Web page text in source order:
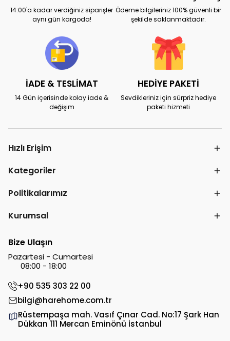
14:00'a kadar verdiğiniz siparişler
aynı gün kargoda!
Ödeme bilgileriniz 100% güvenli bir
şekilde saklanmaktadır.
İADE & TESLİMAT
14 Gün içerisinde kolay iade &
değişim
HEDİYE PAKETİ
Sevdikleriniz için sürpriz hediye
paketi hizmeti
Hızlı Erişim
Kategoriler
Politikalarımız
Kurumsal
Bize Ulaşın
Pazartesi - Cumartesi
08:00 - 18:00
+90 535 303 22 00
bilgi@harehome.com.tr
Rüstempaşa mah. Vasıf Çınar Cad. No:17 Şark Han
Dükkan 111 Mercan Eminönü İstanbul